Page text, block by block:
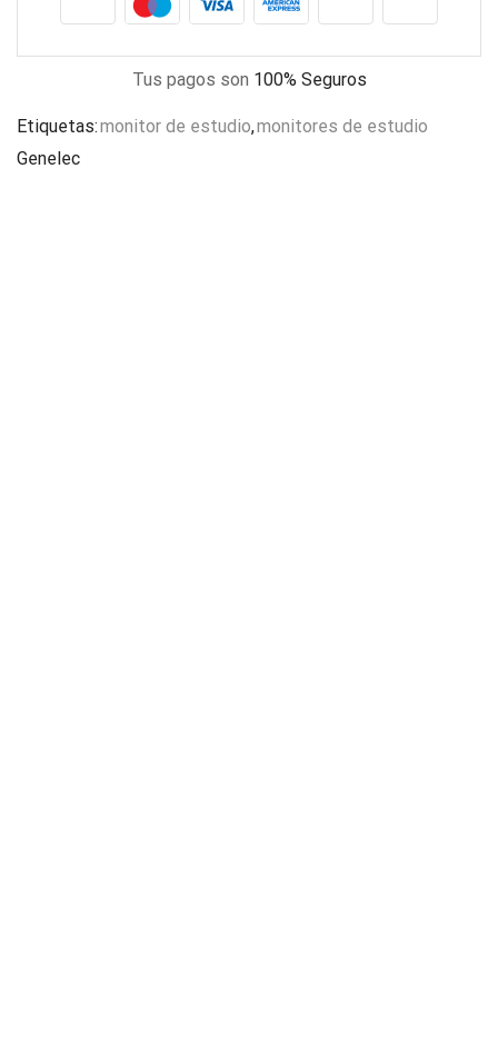
Tus pagos son 100% Seguros
Etiquetas:monitor de estudio,monitores de estudio
Genelec